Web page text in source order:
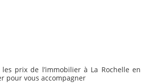
prix de l’immobilier à La Rochelle en
pour vous accompagner